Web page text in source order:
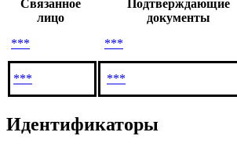
Связанное
лицо
Подтверждающие
документы
***
***
*** ***
Идентификаторы